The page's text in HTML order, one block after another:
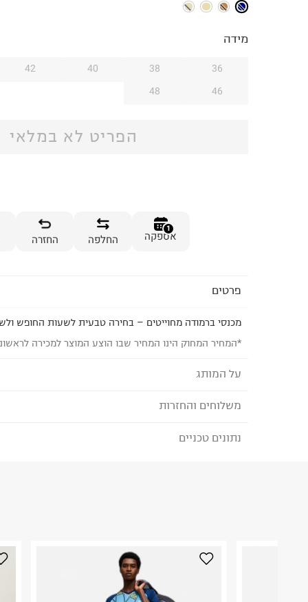
מידה
36
38
40
42
46
48
הפריט לא במלאי
1
אספקה החלפה החזרה
פרטים
מכנסי ברמודה מחוייטים – בחירה טבעית לשעות החופש
*המחיר המחוק הינו המחיר שבו הוצע המוצר למכירה
על המותג
MANGO - מנגו
משלוחים והחזרות
לבחירת בשיטת המשלוח המתאימה לכם,
לפני החזרת החבילה, חשוב להדביק את מדבקת
במקום בו הודבקה הכתובת שלכם.
נתונים טכניים